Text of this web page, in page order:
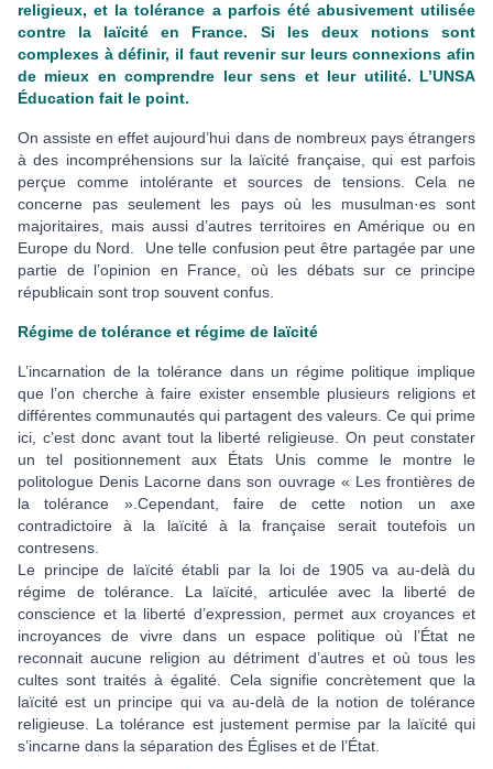
religieux, et la tolérance a parfois été abusivement utilisée
contre la laïcité en France. Si les deux notions sont
complexes à définir, il faut revenir sur leurs connexions afin
de mieux en comprendre leur sens et leur utilité. L’UNSA
Éducation fait le point.
On assiste en effet aujourd’hui dans de nombreux pays étrangers
à des incompréhensions sur la laïcité française, qui est parfois
perçue comme intolérante et sources de tensions. Cela ne
concerne pas seulement les pays où les musulman·es sont
majoritaires, mais aussi d’autres territoires en Amérique ou en
Europe du Nord. Une telle confusion peut être partagée par une
partie de l’opinion en France, où les débats sur ce principe
républicain sont trop souvent confus.
Régime de tolérance et régime de laïcité
L’incarnation de la tolérance dans un régime politique implique
que l’on cherche à faire exister ensemble plusieurs religions et
différentes communautés qui partagent des valeurs. Ce qui prime
ici, c’est donc avant tout la liberté religieuse. On peut constater
un tel positionnement aux États Unis comme le montre le
politologue Denis Lacorne dans son ouvrage « Les frontières de
la tolérance ».Cependant, faire de cette notion un axe
contradictoire à la laïcité à la française serait toutefois un
contresens.
Le principe de laïcité établi par la loi de 1905 va au-delà du
régime de tolérance. La laïcité, articulée avec la liberté de
conscience et la liberté d’expression, permet aux croyances et
incroyances de vivre dans un espace politique où l’État ne
reconnait aucune religion au détriment d’autres et où tous les
cultes sont traités à égalité. Cela signifie concrètement que la
laïcité est un principe qui va au-delà de la notion de tolérance
religieuse. La tolérance est justement permise par la laïcité qui
s’incarne dans la séparation des Églises et de l’État.